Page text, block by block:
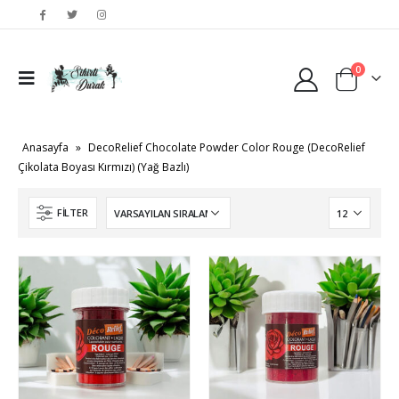
0
Anasayfa » DecoRelief Chocolate Powder Color Rouge (DecoRelief
Çikolata Boyası Kırmızı) (Yağ Bazlı)
FILTER